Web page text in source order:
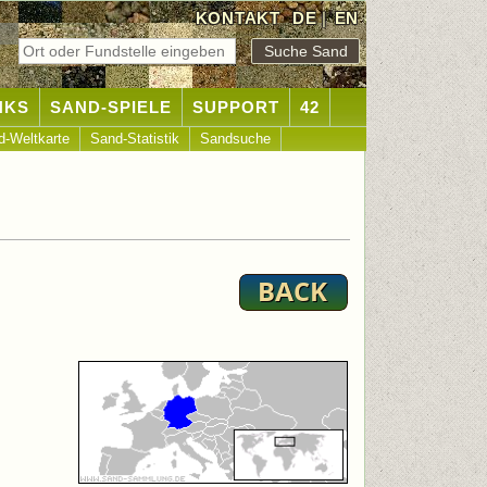
KONTAKT DE|EN
SAND-SPIELE SUPPORT 42
Weltkarte Sand-Statistik Sandsuche